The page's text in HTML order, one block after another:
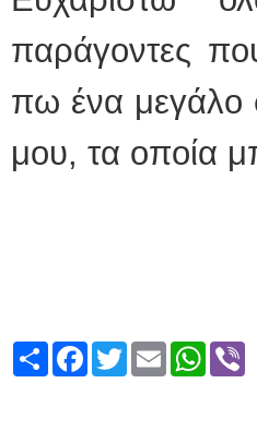
παράγοντες
πω ένα μεγάλο
μου, τα οποία
ShareFacebook
TwitterEmail